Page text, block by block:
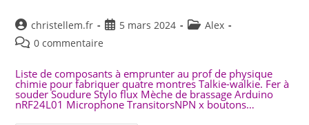
Auteur/autrice
de
publication :
christellem.fr
Publication
5 mars 2024
PostAlex
Commentaires
la
publication :
0 commentaire
Liste de composants à emprunter au prof de physique
chimie pour fabriquer quatre montres Talkie-walkie. Fer à
souder Soudure Stylo flux Mèche de brassage Arduino
nRF24L01 Microphone TransitorsNPN x boutons…